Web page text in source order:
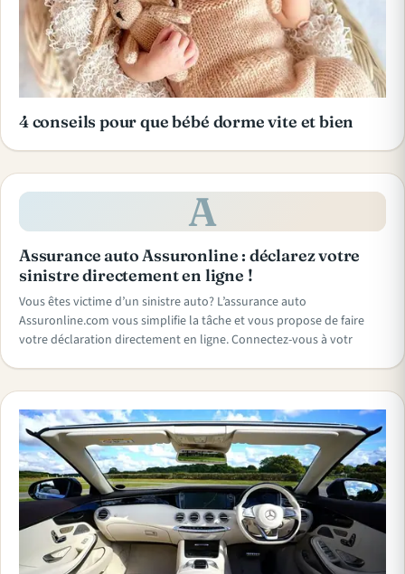
4 conseils pour que bébé dorme vite et bien
A
Assurance auto Assuronline : déclarez votre
sinistre directement en ligne !
Vous êtes victime d’un sinistre auto? L’assurance auto
Assuronline.com vous simplifie la tâche et vous propose de faire
votre déclaration directement en ligne. Connectez-vous à votr